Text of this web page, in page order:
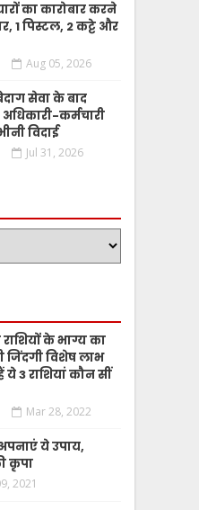
का कारोबार करने
1 पिस्टल, 2 कट्टे और
Aug 05, 2026
सेवा के बाद
कर्मचारी
विदाई
Jul 31, 2026
के भाग्य का
जिंदगी विशेष लाभ
3 राशियां कौन सीं
Mar 28, 2022
ये उपाय,
कृपा
2021